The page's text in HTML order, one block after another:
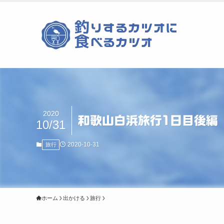
和歌山白浜旅行1日目後
2020
10/31
旅行 2020-10-31
ホーム 出かける 旅行